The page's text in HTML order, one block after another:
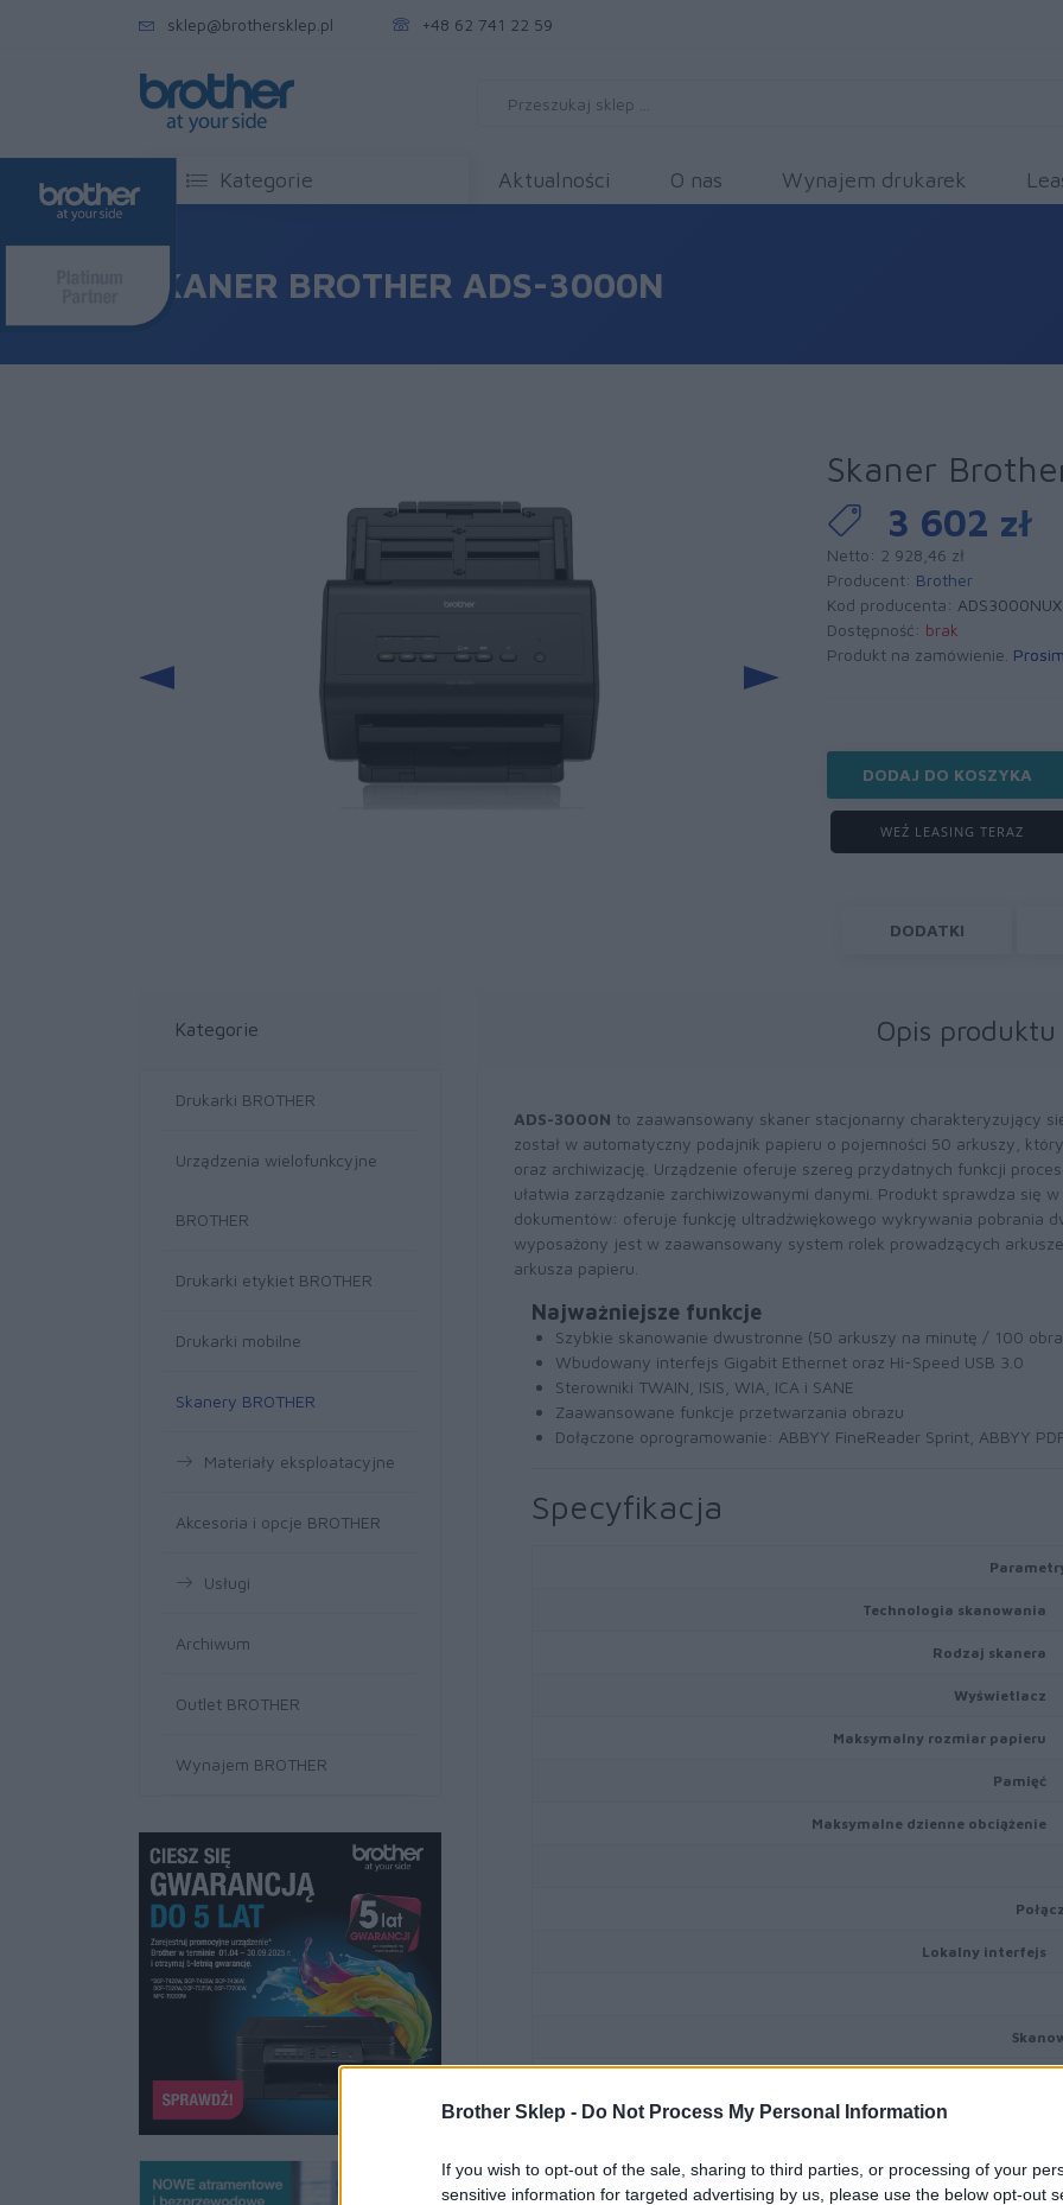
Brother Sklep - Do Not Process My Personal Information
If you wish to opt-out of the sale, sharing to third parties, or processing of your
sensitive information for targeted advertising by us, please use the below opt-out
sklep@brothersklep.pl +48 62 741 22 59
Kategorie Aktualności O nas Wynajem drukarek
SKANER BROTHER ADS-3000N
Skaner
3 602 zł
Netto: 2 928,46 zł
Producent: Brother
Kod producenta:
Dostępność: brak
Produkt na zamówienie.
DODAJ DO KOSZYKA
WEŹ LEASING TERAZ
DODATKI
Kategorie
Drukarki BROTHER
Urządzenia wielofunkcyjne
BROTHER
Drukarki etykiet BROTHER
Drukarki mobilne
Skanery BROTHER
Materiały eksploatacyjne
Akcesoria i opcje BROTHER
Usługi
Archiwum
Outlet BROTHER
Wynajem BROTHER
Opis produktu
ADS-3000N to zaawansowany skaner stacjonarny charakteryzujący
został w automatyczny podajnik papieru o pojemności 50 arkuszy,
oraz archiwizację. Urządzenie oferuje szereg przydatnych funkcji
ułatwia zarządzanie zarchiwizowanymi danymi. Produkt sprawdza się
dokumentów: oferuje funkcję ultradźwiękowego wykrywania pobrania
wyposażony jest w zaawansowany system rolek prowadzących
arkusza papieru.
Najważniejsze funkcje
Szybkie skanowanie dwustronne (50 arkuszy na minutę / 100
Wbudowany interfejs Gigabit Ethernet oraz Hi-Speed USB 3.0
Sterowniki TWAIN, ISIS, WIA, ICA i SANE
Zaawansowane funkcje przetwarzania obrazu
Dołączone oprogramowanie: ABBYY FineReader Sprint, ABBYY
Specyfikacja
Technologia skanowania
Rodzaj skanera
Wyświetlacz
Maksymalny rozmiar papieru
Pamięć
Maksymalne dzienne obciążenie
Lokalny interfejs
Rozdzielczość z podajnika ADF
Szybkość